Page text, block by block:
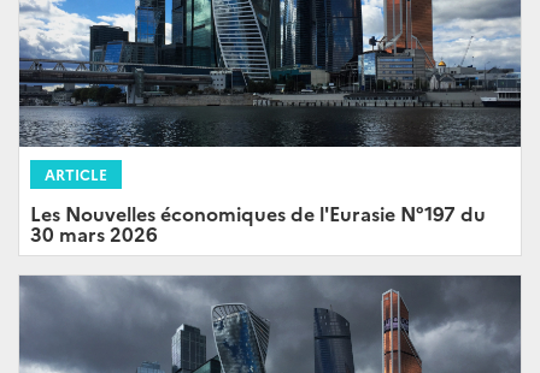
ARTICLE
Les Nouvelles économiques de l'Eurasie N°197 du
30 mars 2026